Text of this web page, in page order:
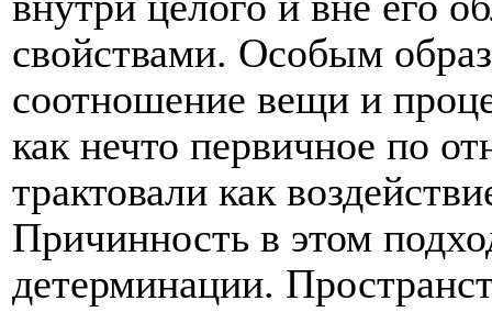
свойствами. Особым
соотношение вещи и
как нечто первичное по
трактовали как
Причинность в этом
детерминации.